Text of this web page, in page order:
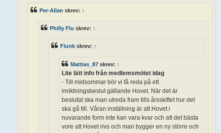
Per-Allan skrev: ↑
Philly Flu skrev: ↑
Flunk skrev: ↑
Mattias_87 skrev: ↑
Lite lätt info från medlemsmötet idag
- Till midsommar bör vi få reda på ett
inriktningsbeslut gällande Hovet. När det är
beslutat ska man utreda fram tills årsskiftet hur det
ska gå till. Våran inställning är att Hovet i
nuvarande form inte kan vara kvar och att det bästa
vore att Hovet rivs och man bygger en ny större och